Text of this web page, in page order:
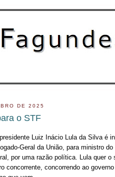
DE 2025
o STF
Luiz Inácio Lula da Silva é
Geral da União, para ministro do
por uma razão política. Lula quer o
concorrente, concorrendo ao